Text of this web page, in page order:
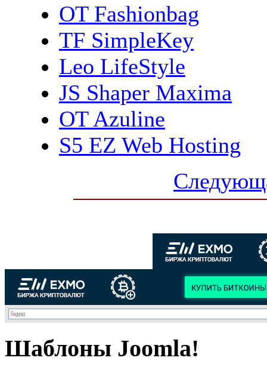
OT Fashionbag
TF SimpleKey
Leo LifeStyle
JS Shaper Maxima
OT Azuline
S5 EZ Web Hosting
Шаблоны Joomla!